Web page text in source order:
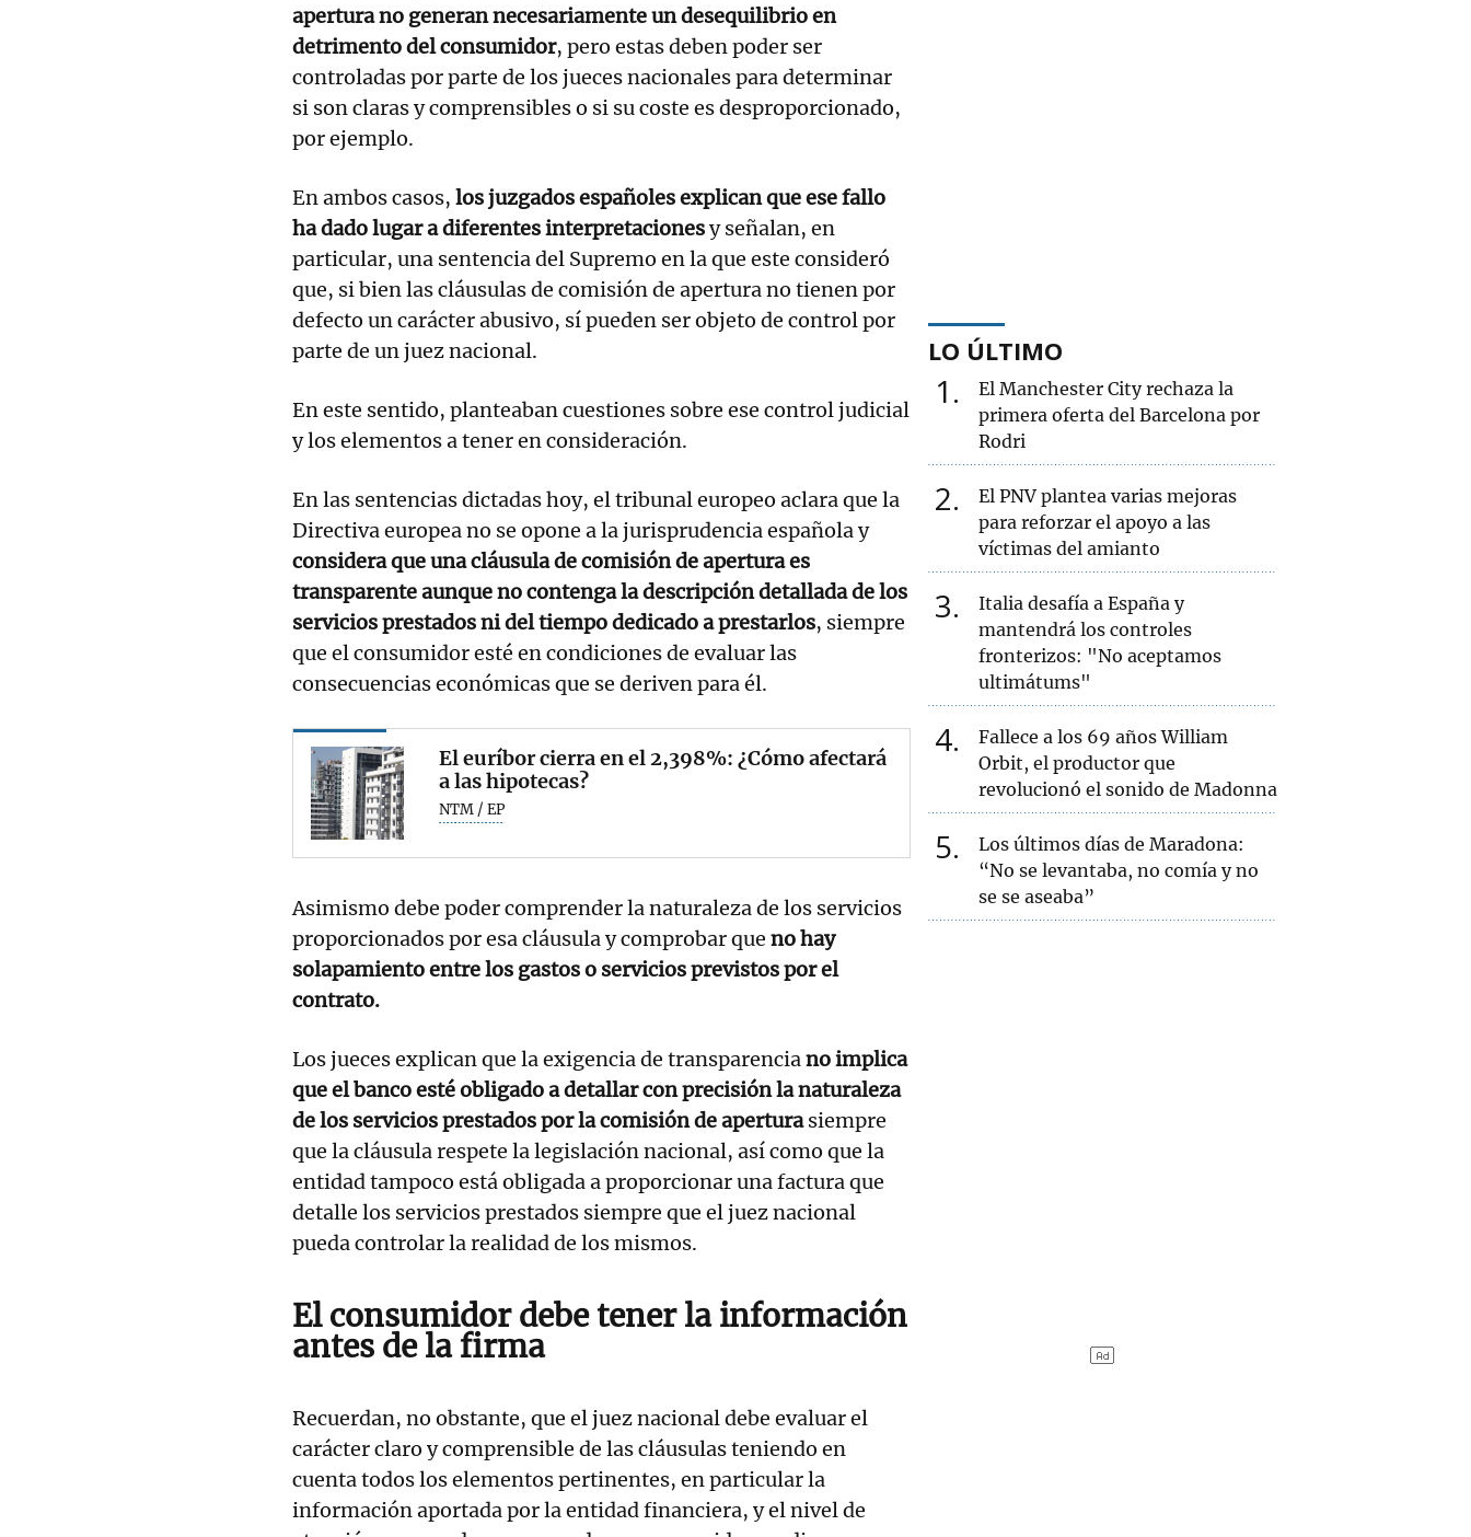
apertura no generan necesariamente un desequilibrio en
detrimento del consumidor, pero estas deben poder ser
controladas por parte de los jueces nacionales para determinar
si son claras y comprensibles o si su coste es desproporcionado,
por ejemplo.
En ambos casos, los juzgados españoles explican que ese fallo
ha dado lugar a diferentes interpretacionesy señalan, en
particular, una sentencia del Supremo en la que este consideró
que, si bien las cláusulas de comisión de apertura no tienen por
defecto un carácter abusivo, sí pueden ser objeto de control por
parte de un juez nacional.
En este sentido, planteaban cuestiones sobre ese control judicial
y los elementos a tener en consideración.
En las sentencias dictadas hoy, el tribunal europeo aclara que la
Directiva europea no se opone a la jurisprudencia española y
considera que una cláusula de comisión de apertura es
transparente aunque no contenga la descripción detallada de los
servicios prestados ni del tiempo dedicado a prestarlos, siempre
que el consumidor esté en condiciones de evaluar las
consecuencias económicas que se deriven para él.
El euríbor cierra en el 2,398%: ¿Cómo afectará
a las hipotecas?
NTM / EP
Asimismo debe poder comprender la naturaleza de los servicios
proporcionados por esa cláusula y comprobar que no hay
solapamiento entre los gastos o servicios previstos por el
contrato.
Los jueces explican que la exigencia de transparenciano implica
que el banco esté obligado a detallar con precisión la naturaleza
de los servicios prestados por la comisión de aperturasiempre
que la cláusula respete la legislación nacional, así como que la
entidad tampoco está obligada a proporcionar una factura que
detalle los servicios prestados siempre que el juez nacional
pueda controlar la realidad de los mismos.
El consumidor debe tener la información
antes de la firma
Recuerdan, no obstante, que el juez nacional debe evaluar el
carácter claro y comprensible de las cláusulas teniendo en
cuenta todos los elementos pertinentes, en particular la
información aportada por la entidad financiera, y el nivel de
LO ÚLTIMO
1
El Manchester City rechaza la
primera oferta del Barcelona por
Rodri
2
El PNV plantea varias mejoras
para reforzar el apoyo a las
víctimas del amianto
3
Italia desafía a España y
mantendrá los controles
fronterizos: "No aceptamos
ultimátums"
4
Fallece a los 69 años William
Orbit, el productor que
revolucionó el sonido de Madonna
5
Los últimos días de Maradona:
“No se levantaba, no comía y no
se se aseaba”